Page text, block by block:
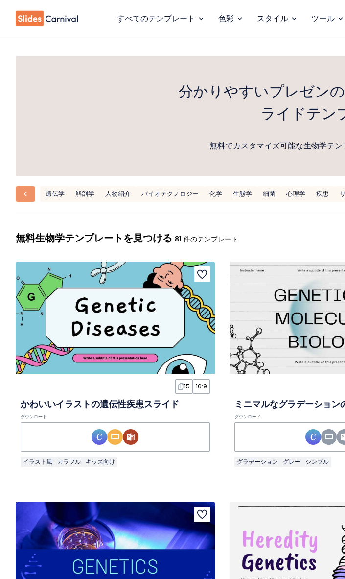
すべてのテンプレート 色彩 スタイル ツール
分かりやすいプレゼン
ライドテン
無料でカスタマイズ可能な生物学テ
遺伝学 解剖学 人物紹介 バイオテクノロジー 化学 生態学 細菌 心理学 疾患
無料生物学テンプレートを見つける 81 件のテンプレート
15 16:9
かわいいイラストの遺伝性疾患スライド
ダウンロード
イラスト風 カラフル キッズ向け
ダウンロード
グラデーション グレー シンプル